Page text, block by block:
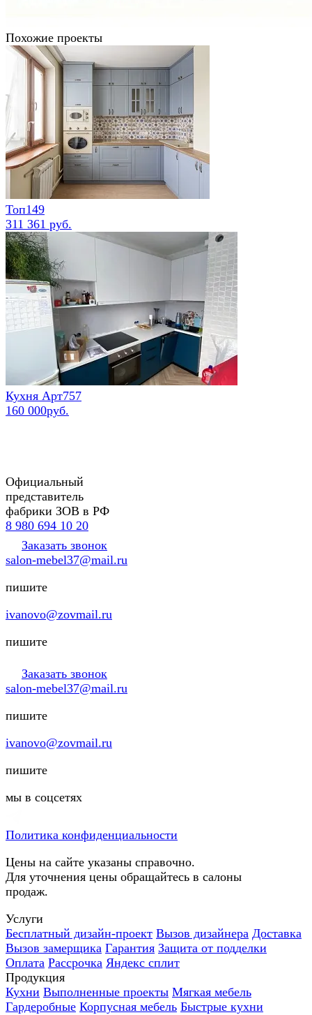
Похожие проекты
Топ149
311 361 руб.
Кухня Арт757
160 000руб.
Официальный
представитель
фабрики ЗОВ в РФ
8 980 694 10 20
Заказать звонок
salon-mebel37@mail.ru
пишите
ivanovo@zovmail.ru
пишите
Заказать звонок
salon-mebel37@mail.ru
пишите
ivanovo@zovmail.ru
пишите
мы в соцсетях
Политика конфиденциальности
Цены на сайте указаны справочно.
Для уточнения цены обращайтесь в салоны
продаж.
Услуги
Бесплатный дизайн-проект Вызов дизайнера Доставка
Вызов замерщика Гарантия Защита от подделки
Оплата Рассрочка Яндекс сплит
Продукция
Кухни Выполненные проекты Мягкая мебель
Гардеробные Корпусная мебель Быстрые кухни